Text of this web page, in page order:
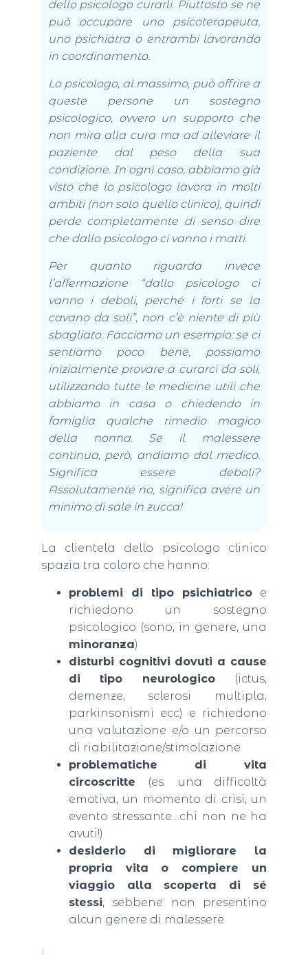
dello psicologo curarli. Piuttosto se ne
può occupare uno psicoterapeuta,
uno psichiatra o entrambi lavorando
in coordinamento.
Lo psicologo, al massimo, può offrire a
queste persone un sostegno
psicologico, ovvero un supporto che
non mira alla cura ma ad alleviare il
paziente dal peso della sua
condizione. In ogni caso, abbiamo già
visto che lo psicologo lavora in molti
ambiti (non solo quello clinico), quindi
perde completamente di senso dire
che dallo psicologo ci vanno i matti.
Per quanto riguarda invece
l’affermazione “dallo psicologo ci
vanno i deboli, perché i forti se la
cavano da soli”, non c’è niente di più
sbagliato. Facciamo un esempio: se ci
sentiamo poco bene, possiamo
inizialmente provare a curarci da soli,
utilizzando tutte le medicine utili che
abbiamo in casa o chiedendo in
famiglia qualche rimedio magico
della nonna. Se il malessere
continua, però, andiamo dal medico.
Significa essere deboli?
Assolutamente no, significa avere un
minimo di sale in zucca!
La clientela dello psicologo clinico
spazia tra coloro che hanno:
problemi di tipo psichiatrico e
richiedono un sostegno
psicologico (sono, in genere, una
minoranza)
disturbi cognitivi dovuti a cause
di tipo neurologico (ictus,
demenze, sclerosi multipla,
parkinsonismi ecc) e richiedono
una valutazione e/o un percorso
di riabilitazione/stimolazione
problematiche di vita
circoscritte (es. una difficoltà
emotiva, un momento di crisi, un
evento stressante…chi non ne ha
avuti!)
desiderio di migliorare la
propria vita o compiere un
viaggio alla scoperta di sé
stessi, sebbene non presentino
alcun genere di malessere.